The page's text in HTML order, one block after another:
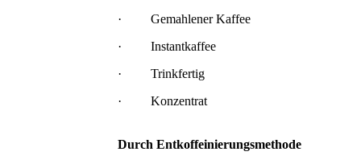
· Gemahlener Kaffee
· Instantkaffee
· Trinkfertig
· Konzentrat
Durch Entkoffeinierungsmethode